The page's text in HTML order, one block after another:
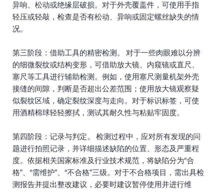
异响、松动或绝缘层破损。对于外壳覆盖件，可使用手指
轻压或轻敲，检查是否有松动、异响或固定螺丝缺失的情
况。
第三阶段：借助工具的精密检测。 对于一些肉眼难以分辨
的细微裂纹或结构变形，可借助放大镜、内窥镜或直尺、
塞尺等工具进行辅助检测。例如，使用塞尺测量机架外壳
接缝的间隙，判断是否超出公差范围；使用放大镜观察疑
似裂纹区域，确定裂纹深度与走向。对于标识标签，可使
用酒精棉球轻轻擦拭，测试其耐久性与粘贴牢固度。
第四阶段：记录与判定。 检测过程中，应对所有发现的问
题进行拍照记录，并详细描述缺陷的位置、形态及严重程
度。依据相关国家标准及行业技术规范，将缺陷分为“合
格”、“需维护”、“不合格”三级。对于不合格项目，需出具检
测报告并提出整改建议，必要时建议暂停使用并进行维